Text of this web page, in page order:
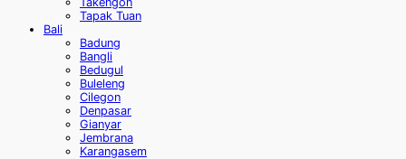
Tapak Tuan
Bali
Badung
Bangli
Bedugul
Buleleng
Cilegon
Denpasar
Gianyar
Jembrana
Karangasem